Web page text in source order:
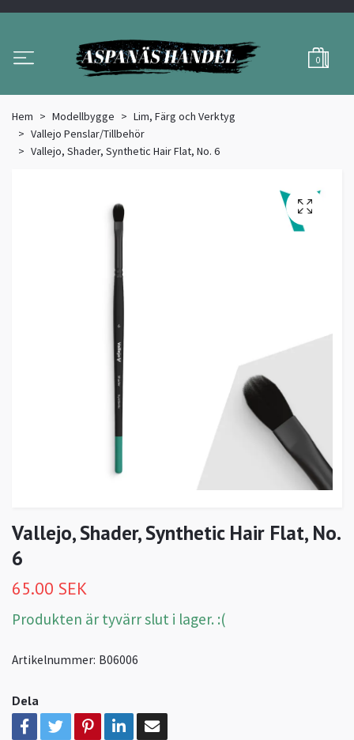
0
Hem Modellbygge
Lim, Färg och Verktyg
Vallejo Penslar/Tillbehör
Vallejo, Shader, Synthetic Hair Flat, No. 6
Vallejo, Shader, Synthetic Hair Flat, No.
6
65.00 SEK
Produkten är tyvärr slut i lager. :(
Artikelnummer: B06006
Dela